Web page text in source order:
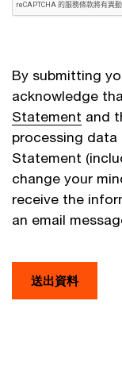
By submitting
acknowledge
Statement and
processing
Statement
change your
receive the
an email
送出資料